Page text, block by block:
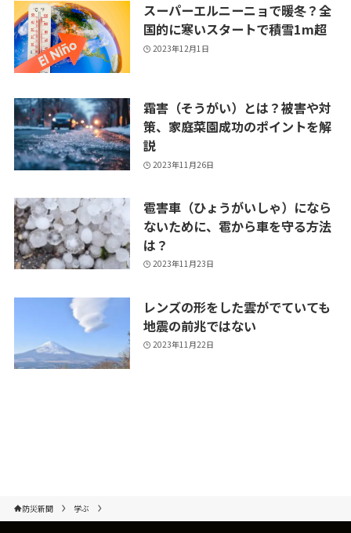
スーパーエルニーニョで暖冬？全
国的に寒いスタートで積雪1m超
2023年12月1日
霜害（そうがい）とは？被害や対
策、家庭菜園成功のポイントを解
説
2023年11月26日
雹害車（ひょうがいしゃ）になら
ないために、雹から車を守る方法
は？
2023年11月23日
レンズの形をした雲がでていても
地震の前兆ではない
2023年11月22日
防災新聞 学ぶ